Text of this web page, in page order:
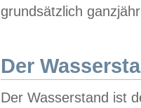
grundsätzlich
Der
Der Wasserstand ist